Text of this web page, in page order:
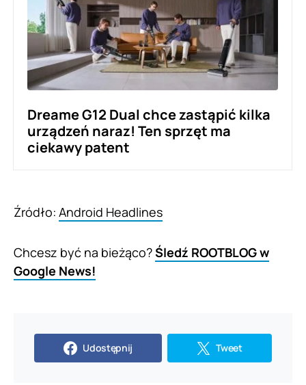
Dreame G12 Dual chce zastąpić kilka
urządzeń naraz! Ten sprzęt ma
ciekawy patent
Źródło: Android Headlines
Chcesz być na bieżąco?Śledź ROOTBLOG w
Google News!
Udostępnij Tweet